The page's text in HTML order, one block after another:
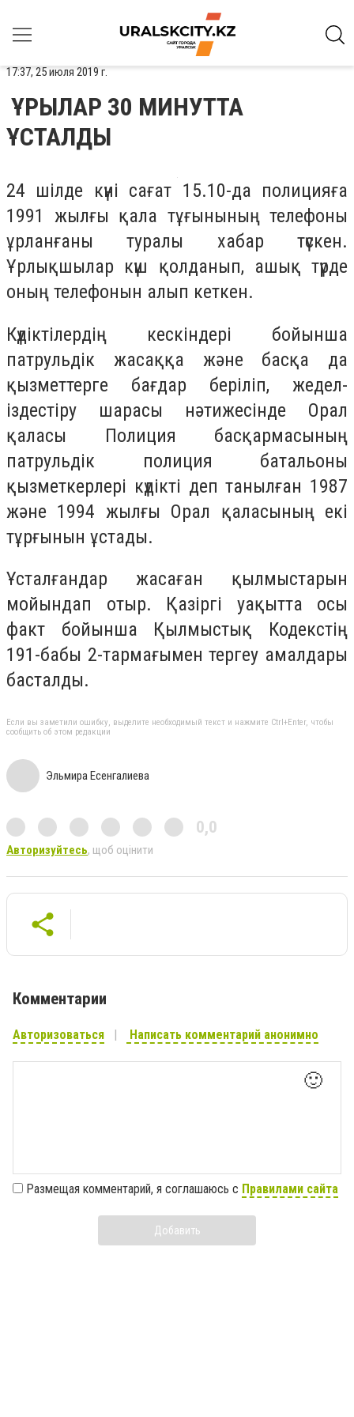
17:37, 25 июля 2019 г.
ҰРЫЛАР 30 МИНУТТА
ҰСТАЛДЫ
24 шілде күні сағат 15.10-да полицияға
1991 жылғы қала тұғынының телефоны
ұрланғаны туралы хабар түскен.
Ұрлықшылар күш қолданып, ашық түрде
оның телефонын алып кеткен.
Күдіктілердің кескіндері бойынша
патрульдік жасаққа және басқа да
қызметтерге бағдар беріліп, жедел-
іздестіру шарасы нәтижесінде Орал
қаласы Полиция басқармасының
патрульдік полиция батальоны
қызметкерлері күдікті деп танылған 1987
және 1994 жылғы Орал қаласының екі
тұрғынын ұстады.
Ұсталғандар жасаған қылмыстарын
мойындап отыр. Қазіргі уақытта осы
факт бойынша Қылмыстық Кодекстің
191-бабы 2-тармағымен тергеу амалдары
басталды.
Если вы заметили ошибку, выделите необходимый текст и нажмите Ctrl+Enter, чтобы
сообщить об этом редакции
Эльмира Есенгалиева
0,0
Авторизуйтесь, щоб оцінити
Комментарии
Авторизоваться Написать комментарий анонимно
🙂
Размещая комментарий, я соглашаюсь с Правилами сайта
Добавить